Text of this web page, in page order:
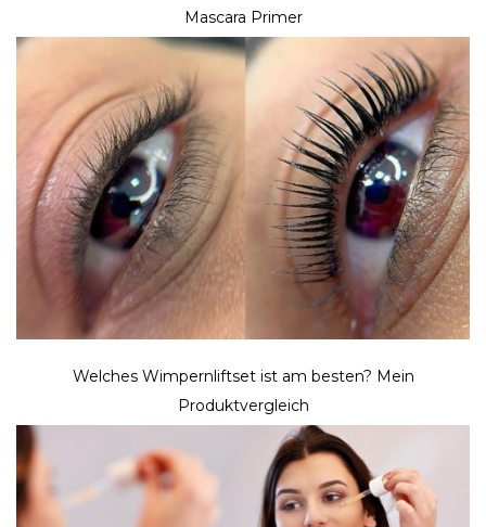
Mascara Primer
Welches Wimpernliftset ist am besten? Mein
Produktvergleich